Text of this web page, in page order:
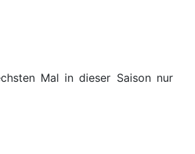
Mal in dieser Saison nur